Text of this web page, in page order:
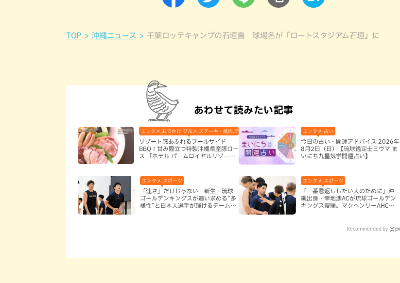
TOP 沖縄ニュース 千葉ロッテキャンプの石垣島 球場名が「ロートスタジアム石垣」に
あわせて読みたい記事
エンタメ,おでかけ,グルメ,ステーキ・焼肉,テレビ,ホテル,地域,本島南部,那覇市
リゾート感あふれるプールサイド
BBQ！甘み際立つ特製沖縄県産豚ロー
ス 「ホテル パームロイヤルリゾート
エンタメ,占い
今日の占い・開運アドバイス 2026年
8月2日（日）【琉球鑑定士ミウマ ま
いにち九星気学開運占い】
エンタメ,スポーツ
「速さ」だけじゃない 新生・琉球
ゴールデンキングスが追い求める“多
様性”と日本人選手が輝けるチームと
エンタメ,スポーツ
「一番恩返ししたい人のために」沖
縄出身・幸地渉ACが琉球ゴールデン
キングス復帰。マクヘンリーAHCに
Recommended by